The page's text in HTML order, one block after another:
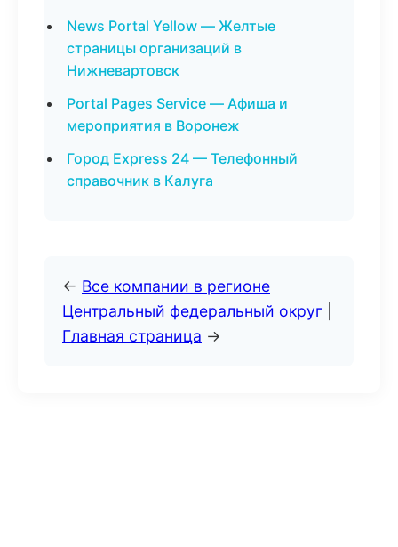
News Portal Yellow — Желтые
страницы организаций в
Нижневартовск
Portal Pages Service — Афиша и
мероприятия в Воронеж
Город Express 24 — Телефонный
справочник в Калуга
← Все компании в регионе
Центральный федеральный округ
Главная страница →